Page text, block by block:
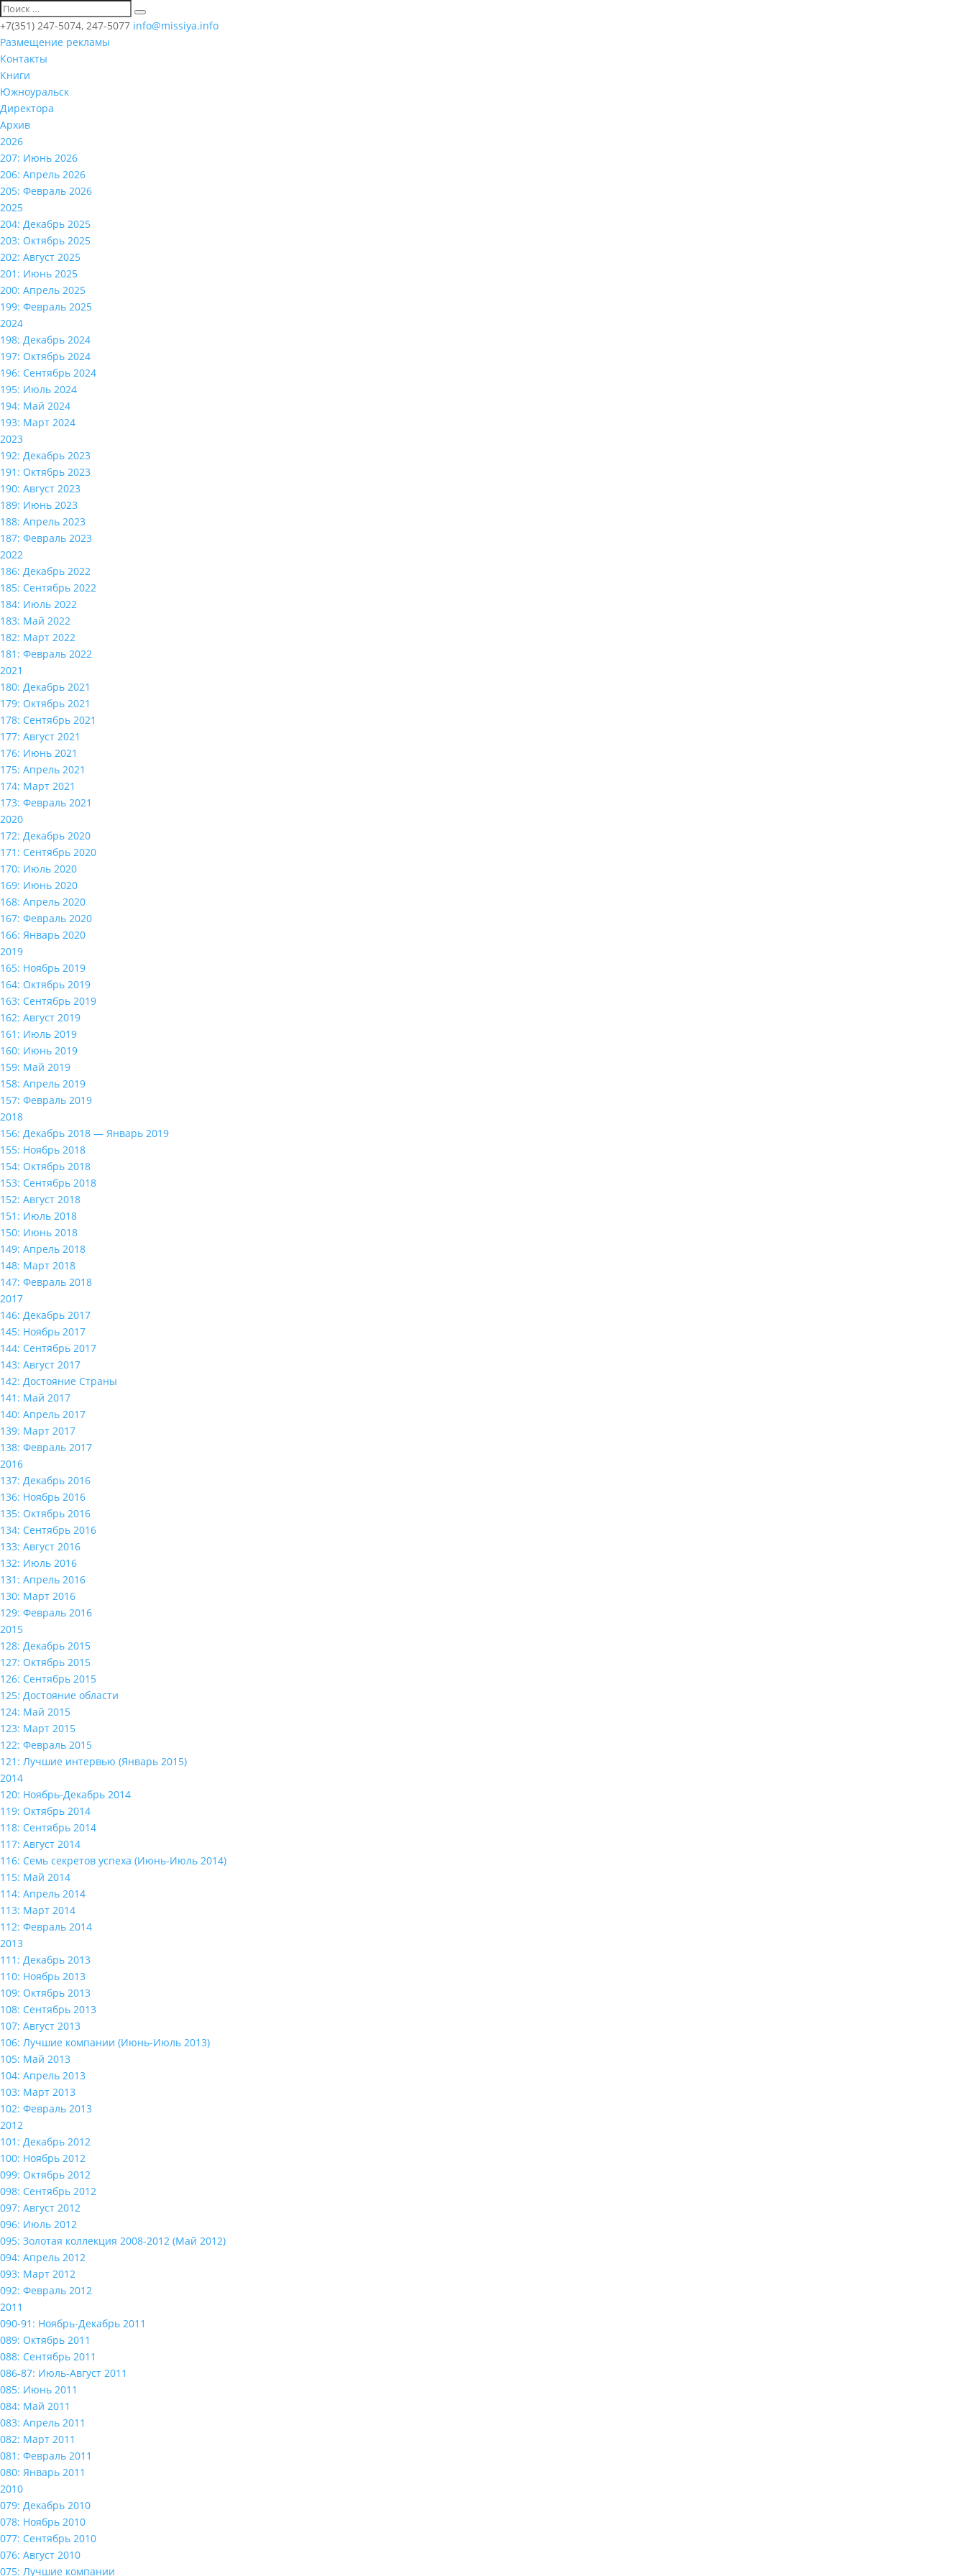
+7(351) 247-5074, 247-5077 info@missiya.info
Размещение рекламы
Контакты
Книги
Южноуральск
Директора
Архив
2026
207: Июнь 2026
206: Апрель 2026
205: Февраль 2026
2025
204: Декабрь 2025
203: Октябрь 2025
202: Август 2025
201: Июнь 2025
200: Апрель 2025
199: Февраль 2025
2024
198: Декабрь 2024
197: Октябрь 2024
196: Сентябрь 2024
195: Июль 2024
194: Май 2024
193: Март 2024
2023
192: Декабрь 2023
191: Октябрь 2023
190: Август 2023
189: Июнь 2023
188: Апрель 2023
187: Февраль 2023
2022
186: Декабрь 2022
185: Сентябрь 2022
184: Июль 2022
183: Май 2022
182: Март 2022
181: Февраль 2022
2021
180: Декабрь 2021
179: Октябрь 2021
178: Сентябрь 2021
177: Август 2021
176: Июнь 2021
175: Апрель 2021
174: Март 2021
173: Февраль 2021
2020
172: Декабрь 2020
171: Сентябрь 2020
170: Июль 2020
169: Июнь 2020
168: Апрель 2020
167: Февраль 2020
166: Январь 2020
2019
165: Ноябрь 2019
164: Октябрь 2019
163: Сентябрь 2019
162: Август 2019
161: Июль 2019
160: Июнь 2019
159: Май 2019
158: Апрель 2019
157: Февраль 2019
2018
156: Декабрь 2018 — Январь 2019
155: Ноябрь 2018
154: Октябрь 2018
153: Сентябрь 2018
152: Август 2018
151: Июль 2018
150: Июнь 2018
149: Апрель 2018
148: Март 2018
147: Февраль 2018
2017
146: Декабрь 2017
145: Ноябрь 2017
144: Сентябрь 2017
143: Август 2017
142: Достояние Страны
141: Май 2017
140: Апрель 2017
139: Март 2017
138: Февраль 2017
2016
137: Декабрь 2016
136: Ноябрь 2016
135: Октябрь 2016
134: Сентябрь 2016
133: Август 2016
132: Июль 2016
131: Апрель 2016
130: Март 2016
129: Февраль 2016
2015
128: Декабрь 2015
127: Октябрь 2015
126: Сентябрь 2015
125: Достояние области
124: Май 2015
123: Март 2015
122: Февраль 2015
121: Лучшие интервью (Январь 2015)
2014
120: Ноябрь-Декабрь 2014
119: Октябрь 2014
118: Сентябрь 2014
117: Август 2014
116: Семь секретов успеха (Июнь-Июль 2014)
115: Май 2014
114: Апрель 2014
113: Март 2014
112: Февраль 2014
2013
111: Декабрь 2013
110: Ноябрь 2013
109: Октябрь 2013
108: Сентябрь 2013
107: Август 2013
106: Лучшие компании (Июнь-Июль 2013)
105: Май 2013
104: Апрель 2013
103: Март 2013
102: Февраль 2013
2012
101: Декабрь 2012
100: Ноябрь 2012
099: Октябрь 2012
098: Сентябрь 2012
097: Август 2012
096: Июль 2012
095: Золотая коллекция 2008-2012 (Май 2012)
094: Апрель 2012
093: Март 2012
092: Февраль 2012
2011
090-91: Ноябрь-Декабрь 2011
089: Октябрь 2011
088: Сентябрь 2011
086-87: Июль-Август 2011
085: Июнь 2011
084: Май 2011
083: Апрель 2011
082: Март 2011
081: Февраль 2011
080: Январь 2011
2010
079: Декабрь 2010
078: Ноябрь 2010
077: Сентябрь 2010
076: Август 2010
075: Лучшие компании